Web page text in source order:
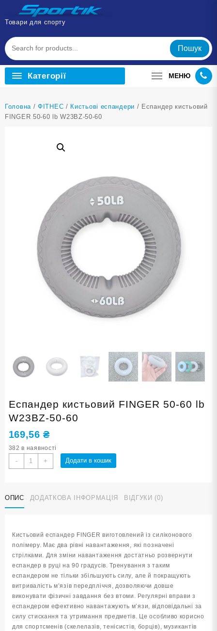
Перейти
вмісту
Товари для спорту
Пошук
Категорії МЕНЮ
Головна /ФІТНЕС / Кистьові еспандери / Еспандер кистьовий
FINGER 50-60 lb W23BZ-50-60
Еспандер кистьовий FINGER 50-60 lb
W23BZ-50-60
169,56₴
382 в наявності
-
Еспандер
кистьовий
60
lb
кількість
+ Додати в кошик
ОПИС ДОДАТКОВА ІНФОРМАЦІЯ ВІДГУКИ (0)
Кистьовий еспандер FINGER виготовлений із силіконового
полімеру. Має два рівні навантаження, які позначені
стрілками. Для зміни навантаження достатньо розвернути
еспандер в руці на 90 градусів. Тренування з таким
еспандером не тільки збільшують силу, але й покращують
витривалість м’язів передпліччя, дозволяючи довше
виконувати фізичні завдання без втоми. Регулярні вправи з
еспандером ефективно навантажують м’язи, відповідальні за
силу стискання та утримання предметів. Це особливо корисно
для спортсменів (скелелазів, тенісистів, борців), музикантів